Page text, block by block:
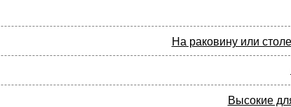
На раковину или
Высокие